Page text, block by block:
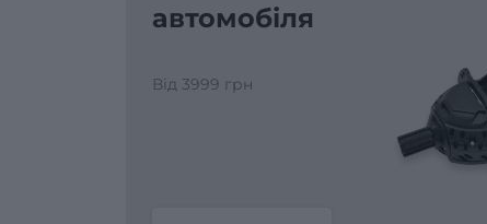
автомобіля
Від 3999 грн